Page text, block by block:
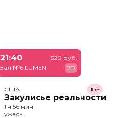
21:40
Зал №6 LUMEN
520 руб.
2D
США
Закулисье реальности
18+
1 ч 56 мин
ужасы